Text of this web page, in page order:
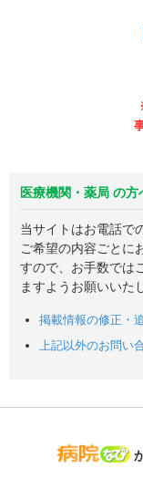
医療機関・薬局 の方
当サイトはお電話で
ご希望の内容ごとに
すので、お手数では
ますようお願いいた
掲載情報の修正・
上記以外のお問い